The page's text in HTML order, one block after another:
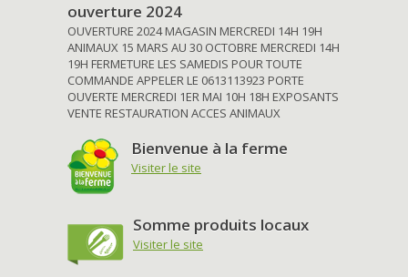
ouverture 2024
OUVERTURE 2024 MAGASIN MERCREDI 14H 19H
ANIMAUX 15 MARS AU 30 OCTOBRE MERCREDI 14H
19H FERMETURE LES SAMEDIS POUR TOUTE
COMMANDE APPELER LE 0613113923 PORTE
OUVERTE MERCREDI 1ER MAI 10H 18H EXPOSANTS
VENTE RESTAURATION ACCES ANIMAUX
Bienvenue à la ferme
Visiter le site
Somme produits locaux
Visiter le site